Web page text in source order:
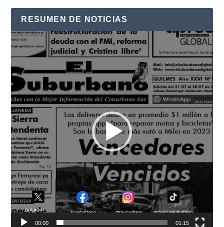
RESUMEN DE NOTICIAS
Reproductor
de
vídeo
00:00 01:15